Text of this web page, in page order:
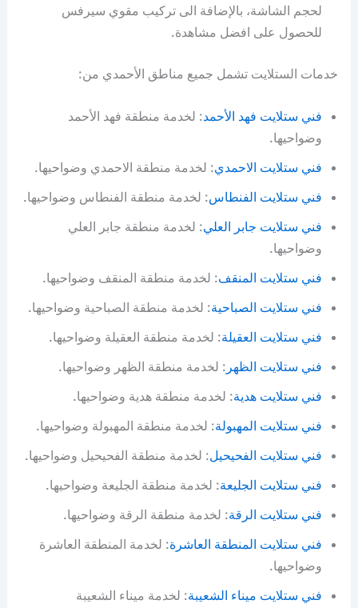
لحجم الشاشة، بالإضافة الى تركيب مقوي سيرفس
للحصول على افضل مشاهدة.
خدمات الستلايت تشمل جميع مناطق الأحمدي من:
فني ستلايت فهد الأحمد: لخدمة منطقة فهد الأحمد
وضواحيها.
فني ستلايت الاحمدي: لخدمة منطقة الاحمدي وضواحيها.
فني ستلايت الفنطاس: لخدمة منطقة الفنطاس وضواحيها.
فني ستلايت جابر العلي: لخدمة منطقة جابر العلي
وضواحيها.
فني ستلايت المنقف: لخدمة منطقة المنقف وضواحيها.
فني ستلايت الصباحية: لخدمة منطقة الصباحية وضواحيها.
فني ستلايت العقيلة: لخدمة منطقة العقيلة وضواحيها.
فني ستلايت الظهر : لخدمة منطقة الظهر وضواحيها.
فني ستلايت هدية: لخدمة منطقة هدية وضواحيها.
فني ستلايت المهبولة: لخدمة منطقة المهبولة وضواحيها.
فني ستلايت الفحيحيل: لخدمة منطقة الفحيحيل وضواحيها.
فني ستلايت الجليعة: لخدمة منطقة الجليعة وضواحيها.
فني ستلايت الرقة: لخدمة منطقة الرقة وضواحيها.
فني ستلايت المنطقة العاشرة: لخدمة المنطقة العاشرة
وضواحيها.
فني ستلايت ميناء الشعيبة: لخدمة ميناء الشعيبة